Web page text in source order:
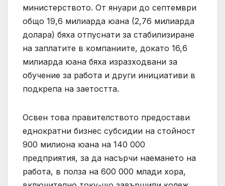
министерството. От януари до септември
общо 19,6 милиарда юана (2,76 милиарда
долара) бяха отпуснати за стабилизиране
на заплатите в компаниите, докато 16,6
милиарда юана бяха изразходвани за
обучение за работа и други инициативи в
подкрепа на заетостта.
Освен това правителството предостави
еднократни бизнес субсидии на стойност
900 милиона юана на 140 000
предприятия, за да насърчи наемането на
работа, в полза на 600 000 млади хора,